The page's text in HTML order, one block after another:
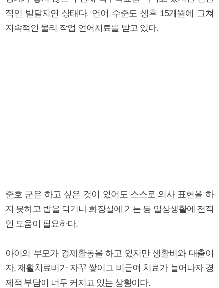
적인 발달지연 상태다. 언어 수준도 생후 15개월에 그쳐
지속적인 물리 작업 언어치료를 받고 있다.
준호 군은 하고 싶은 것이 있어도 스스로 의사 표현을 하
지 못하고 밥을 먹거나 화장실에 가는 등 일상생활에 전적
인 도움이 필요하다.
아이의 부모가 경제활동을 하고 있지만 생활비와 대출이
자, 재활치료비가 자꾸 쌓이고 비급여 치료가 늘어나자 경
제적 부담이 너무 커지고 있는 상황이다.